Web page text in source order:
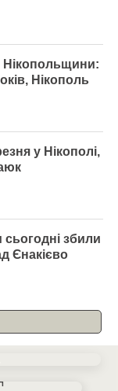
Нікопольщини:
Нікополь
у Нікополі,
сьогодні збили
Єнакієво